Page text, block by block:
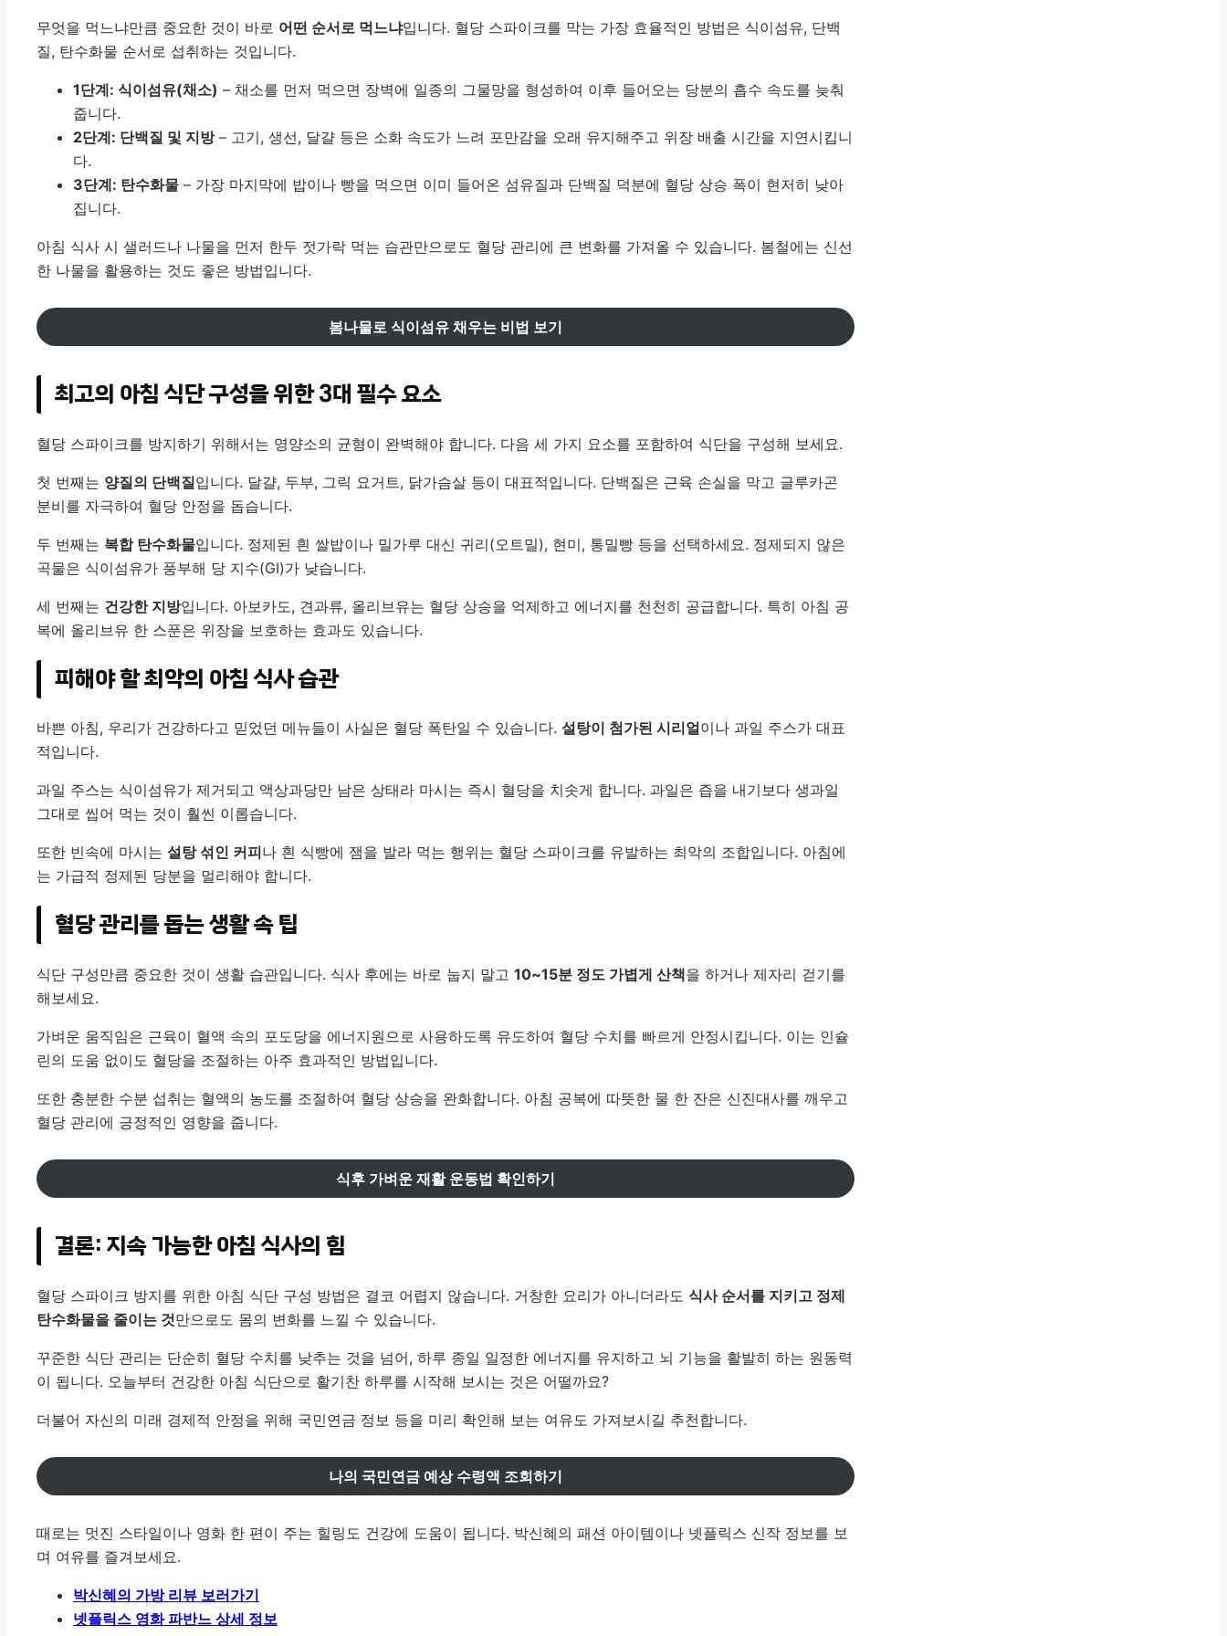
무엇을 먹느냐만큼 중요한 것이 바로 어떤 순서로 먹느냐입니다. 혈당 스파이크를 막는 가장 효율적인 방법은 식이섬유, 단백
질, 탄수화물 순서로 섭취하는 것입니다.
1단계: 식이섬유(채소) – 채소를 먼저 먹으면 장벽에 일종의 그물망을 형성하여 이후 들어오는 당분의 흡수 속도를 늦춰
줍니다.
2단계: 단백질 및 지방– 고기, 생선, 달걀 등은 소화 속도가 느려 포만감을 오래 유지해주고 위장 배출 시간을 지연시킵니
다.
3단계: 탄수화물 – 가장 마지막에 밥이나 빵을 먹으면 이미 들어온 섬유질과 단백질 덕분에 혈당 상승 폭이 현저히 낮아
집니다.
아침 식사 시 샐러드나 나물을 먼저 한두 젓가락 먹는 습관만으로도 혈당 관리에 큰 변화를 가져올 수 있습니다. 봄철에는 신선
한 나물을 활용하는 것도 좋은 방법입니다.
봄나물로 식이섬유 채우는 비법 보기
최고의 아침 식단 구성을 위한 3대 필수 요소
혈당 스파이크를 방지하기 위해서는 영양소의 균형이 완벽해야 합니다. 다음 세 가지 요소를 포함하여 식단을 구성해 보세요.
첫 번째는 양질의 단백질입니다. 달걀, 두부, 그릭 요거트, 닭가슴살 등이 대표적입니다. 단백질은 근육 손실을 막고 글루카곤
분비를 자극하여 혈당 안정을 돕습니다.
두 번째는 복합 탄수화물입니다. 정제된 흰 쌀밥이나 밀가루 대신 귀리(오트밀), 현미, 통밀빵 등을 선택하세요. 정제되지 않은
곡물은 식이섬유가 풍부해 당 지수(GI)가 낮습니다.
세 번째는 건강한 지방입니다. 아보카도, 견과류, 올리브유는 혈당 상승을 억제하고 에너지를 천천히 공급합니다. 특히 아침 공
복에 올리브유 한 스푼은 위장을 보호하는 효과도 있습니다.
피해야 할 최악의 아침 식사 습관
바쁜 아침, 우리가 건강하다고 믿었던 메뉴들이 사실은 혈당 폭탄일 수 있습니다. 설탕이 첨가된 시리얼이나 과일 주스가 대표
적입니다.
과일 주스는 식이섬유가 제거되고 액상과당만 남은 상태라 마시는 즉시 혈당을 치솟게 합니다. 과일은 즙을 내기보다 생과일
그대로 씹어 먹는 것이 훨씬 이롭습니다.
또한 빈속에 마시는 설탕 섞인 커피나 흰 식빵에 잼을 발라 먹는 행위는 혈당 스파이크를 유발하는 최악의 조합입니다. 아침에
는 가급적 정제된 당분을 멀리해야 합니다.
혈당 관리를 돕는 생활 속 팁
식단 구성만큼 중요한 것이 생활 습관입니다. 식사 후에는 바로 눕지 말고 10~15분 정도 가볍게 산책을 하거나 제자리 걷기를
해보세요.
가벼운 움직임은 근육이 혈액 속의 포도당을 에너지원으로 사용하도록 유도하여 혈당 수치를 빠르게 안정시킵니다. 이는 인슐
린의 도움 없이도 혈당을 조절하는 아주 효과적인 방법입니다.
또한 충분한 수분 섭취는 혈액의 농도를 조절하여 혈당 상승을 완화합니다. 아침 공복에 따뜻한 물 한 잔은 신진대사를 깨우고
혈당 관리에 긍정적인 영향을 줍니다.
식후 가벼운 재활 운동법 확인하기
결론: 지속 가능한 아침 식사의 힘
혈당 스파이크 방지를 위한 아침 식단 구성 방법은 결코 어렵지 않습니다. 거창한 요리가 아니더라도 식사 순서를 지키고 정제
탄수화물을 줄이는 것만으로도 몸의 변화를 느낄 수 있습니다.
꾸준한 식단 관리는 단순히 혈당 수치를 낮추는 것을 넘어, 하루 종일 일정한 에너지를 유지하고 뇌 기능을 활발히 하는 원동력
이 됩니다. 오늘부터 건강한 아침 식단으로 활기찬 하루를 시작해 보시는 것은 어떨까요?
더불어 자신의 미래 경제적 안정을 위해 국민연금 정보 등을 미리 확인해 보는 여유도 가져보시길 추천합니다.
나의 국민연금 예상 수령액 조회하기
때로는 멋진 스타일이나 영화 한 편이 주는 힐링도 건강에 도움이 됩니다. 박신혜의 패션 아이템이나 넷플릭스 신작 정보를 보
며 여유를 즐겨보세요.
박신혜의 가방 리뷰 보러가기
넷플릭스 영화 파반느 상세 정보